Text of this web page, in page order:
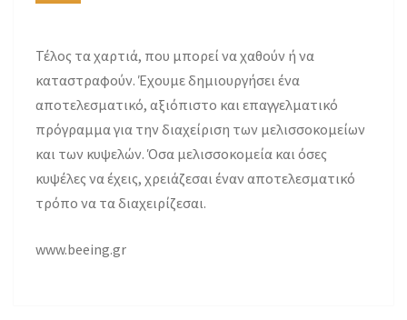
Τέλος τα χαρτιά, που μπορεί να χαθούν ή να
καταστραφούν. Έχουμε δημιουργήσει ένα
αποτελεσματικό, αξιόπιστο και επαγγελματικό
πρόγραμμα για την διαχείριση των μελισσοκομείων
και των κυψελών. Όσα μελισσοκομεία και όσες
κυψέλες να έχεις, χρειάζεσαι έναν αποτελεσματικό
τρόπο να τα διαχειρίζεσαι.
www.beeing.gr